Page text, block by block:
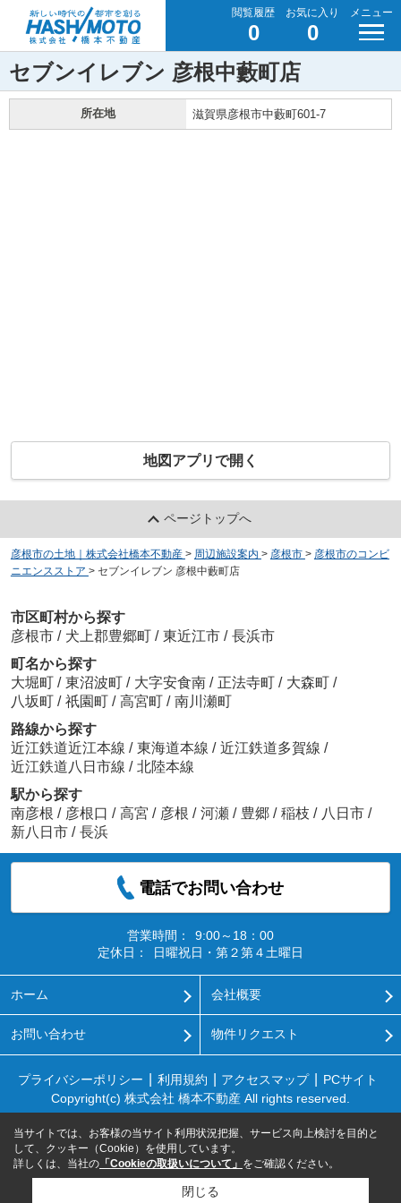
閲覧履歴
0
お気に入り
0
メニュー
セブンイレブン 彦根中藪町店
所在地 滋賀県彦根市中藪町601-7
地図アプリで開く
ページトップへ
彦根市の土地｜株式会社橋本不動産 > 周辺施設案内 > 彦根市 > 彦根市のコンビ
ニエンスストア > セブンイレブン 彦根中藪町店
市区町村から探す
彦根市 / 犬上郡豊郷町 / 東近江市 / 長浜市
町名から探す
大堀町 / 東沼波町 / 大字安食南 / 正法寺町 / 大森町 /
八坂町 / 祇園町 / 高宮町 / 南川瀬町
路線から探す
近江鉄道近江本線 / 東海道本線 / 近江鉄道多賀線 /
近江鉄道八日市線 / 北陸本線
駅から探す
南彦根 / 彦根口 / 高宮 / 彦根 / 河瀬 / 豊郷 / 稲枝 / 八日市 /
新八日市 / 長浜
電話でお問い合わせ
営業時間：
9:00～18：00
定休日：
日曜祝日・第２第４土曜日
ホーム 会社概要
お問い合わせ 物件リクエスト
プライバシーポリシー 利用規約 アクセスマップ
PCサイト
Copyright(c) 株式会社 橋本不動産 All rights reserved.
当サイトでは、お客様の当サイト利用状況把握、サービス向上検討を目的と
して、クッキー（Cookie）を使用しています。
詳しくは、当社の 「Cookieの取扱いについて」 をご確認ください。
閉じる